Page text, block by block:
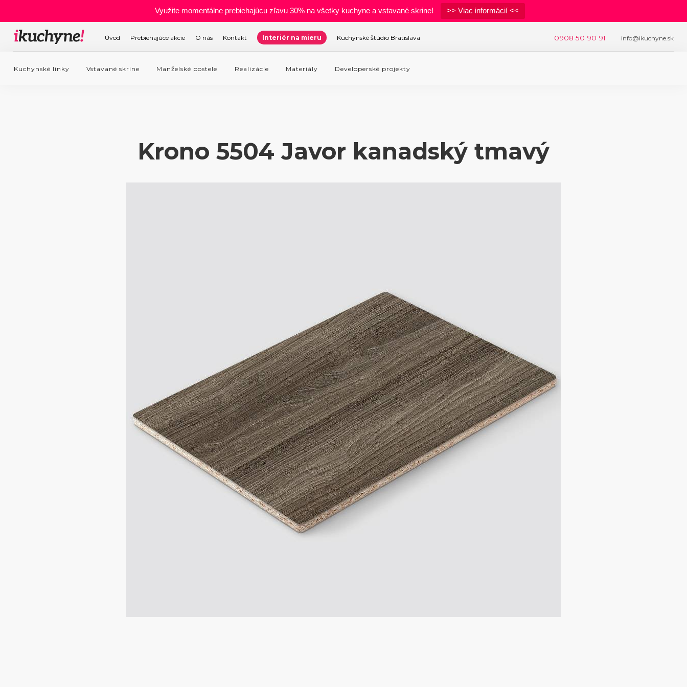
Využite momentálne prebiehajúcu zľavu 30% na všetky kuchyne a vstavané skrine! >> Viac informácií <<
Úvod Prebiehajúce akcie O nás Kontakt Interiér na mieru Kuchynské štúdio Bratislava 0908 50 90 91 info@ikuchyne.sk
Kuchynské linky Vstavané skrine Manželské postele Realizácie Materiály Developerské projekty
Krono 5504 Javor kanadský tmavý